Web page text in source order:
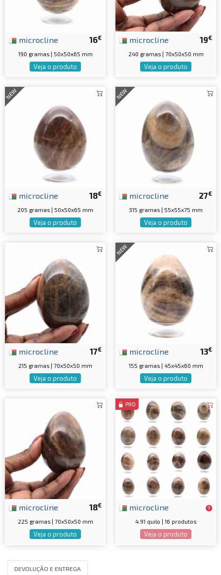
16€
microcline
190 gramas | 50x50x65 mm
Veja o produto
19€
microcline
240 gramas | 70x50x50 mm
Veja o produto
NEW
18€
microcline
205 gramas | 50x50x65 mm
Veja o produto
NEW
27€
microcline
315 gramas | 55x55x75 mm
Veja o produto
17€
microcline
215 gramas | 70x50x50 mm
Veja o produto
NEW
13€
microcline
155 gramas | 45x45x60 mm
Veja o produto
18€
microcline
225 gramas | 70x50x50 mm
Veja o produto
PRO
microcline
4.91 quilo | 16 produtos
Veja o produto
DEVOLUÇÃO E ENTREGA